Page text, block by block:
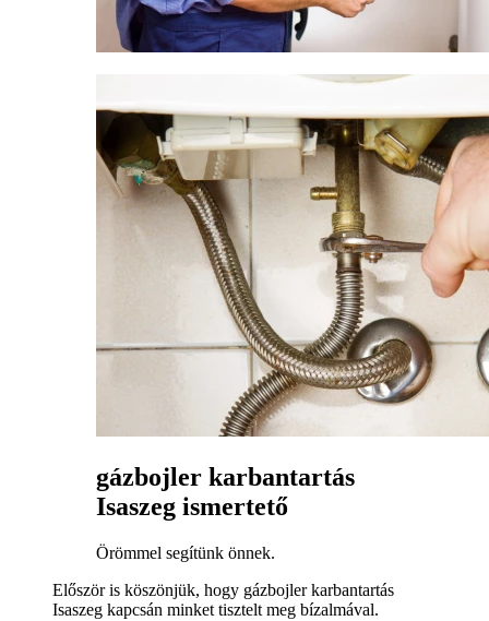
gázbojler karbantartás
Isaszeg ismertető
Örömmel segítünk önnek.
Először is köszönjük, hogy gázbojler karbantartás
Isaszeg kapcsán minket tisztelt meg bízalmával.